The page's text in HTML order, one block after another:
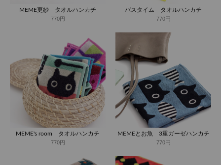
MEME更紗 タオルハンカチ
770円
バスタイム タオルハンカチ
770円
MEME's room タオルハンカチ
770円
MEMEとお魚 3重ガーゼハンカチ
770円